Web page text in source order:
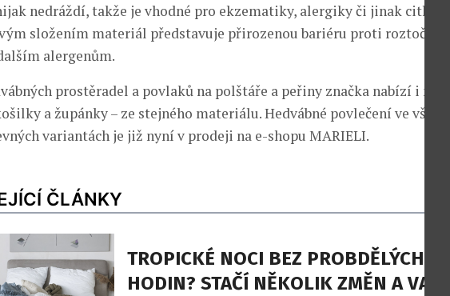
nedráždí, takže je vhodné pro ekzematiky, alergiky či jinak citlivé
složením materiál představuje přirozenou bariéru proti roztočům,
alergenům.
prostěradel a povlaků na polštáře a peřiny značka nabízí i noční
a župánky – ze stejného materiálu. Hedvábné povlečení ve všech
variantách je již nyní v prodeji na e-shopu MARIELI.
ČLÁNKY
TROPICKÉ NOCI BEZ PROBDĚLÝCH
HODIN? STAČÍ NĚKOLIK ZMĚN A VAŠE